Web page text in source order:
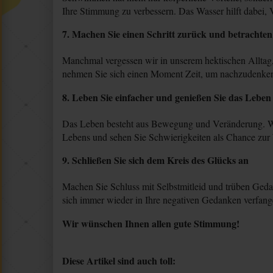
Ihre Stimmung zu verbessern. Das Wasser hilft dabei,
7. Machen Sie einen Schritt zurück und
Manchmal vergessen wir in unserem hektischen
nehmen Sie sich einen Moment Zeit, um
8. Leben Sie einfacher und genießen Sie das Leben
Das Leben besteht aus Bewegung und
Lebens und sehen Sie Schwierigkeiten als Chance
9. Schließen Sie sich dem Kreis des Glücks an
Machen Sie Schluss mit Selbstmitleid und trüben
sich immer wieder in Ihre negativen Gedanken
Wir wünschen Ihnen allen gute Stimmung!
Diese Artikel sind auch toll: